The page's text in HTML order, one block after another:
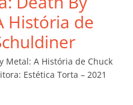
Cl
a
ss
ro
n
k
til
h
ar
História de
Metal: A História de Chuck
Estética Torta – 2021